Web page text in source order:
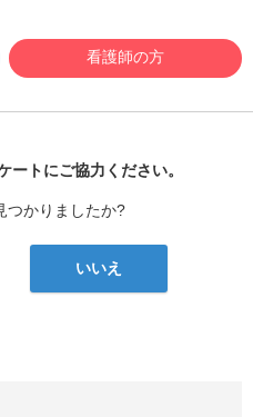
看護師の方
ートにご協力ください。
つかりましたか?
いいえ